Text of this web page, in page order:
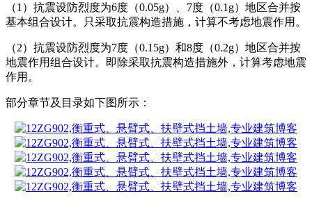
（1）抗震设防烈度为6度（0.05g）、7度（0.1g）地区合并按
基本组合设计。只采取抗震构造措施，计算不考虑地震作用。
（2）抗震设防烈度为7度（0.15g）和8度（0.2g）地区合并按
地震作用组合设计。即除采取抗震构造措施外，计算考虑地震
作用。
部分章节及目录如下图所示：